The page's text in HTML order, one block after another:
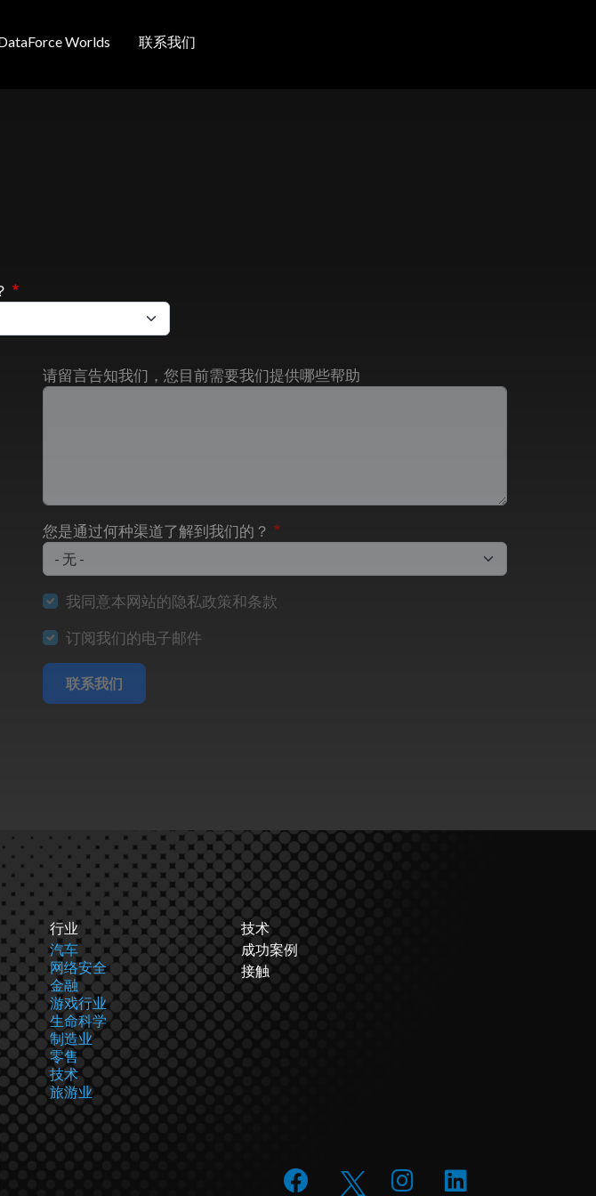
Worlds 联系我们
请留言告知我们，您目前需要我们提供哪些帮助
您是通过何种渠道了解到我们的？
我同意本网站的隐私政策和条款
订阅我们的电子邮件
联系我们
行业
汽车
网络安全
金融
游戏行业
生命科学
制造业
零售
技术
旅游业
技术
成功案例
接触